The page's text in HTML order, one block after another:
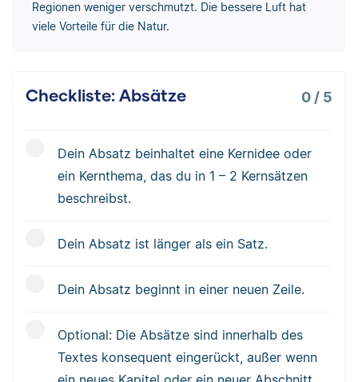
Regionen weniger verschmutzt. Die bessere Luft hat
viele Vorteile für die Natur.
Checkliste: Absätze 0 / 5
Dein Absatz beinhaltet eine Kernidee oder
ein Kernthema, das du in 1 – 2 Kernsätzen
beschreibst.
Dein Absatz ist länger als ein Satz.
Dein Absatz beginnt in einer neuen Zeile.
Optional: Die Absätze sind innerhalb des
Textes konsequent eingerückt, außer wenn